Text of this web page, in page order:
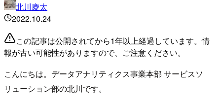
北川慶太
2022.10.24
この記事は公開されてから1年以上経過しています。情
報が古い可能性がありますので、ご注意ください。
こんにちは。データアナリティクス事業本部 サービスソ
リューション部の北川です。